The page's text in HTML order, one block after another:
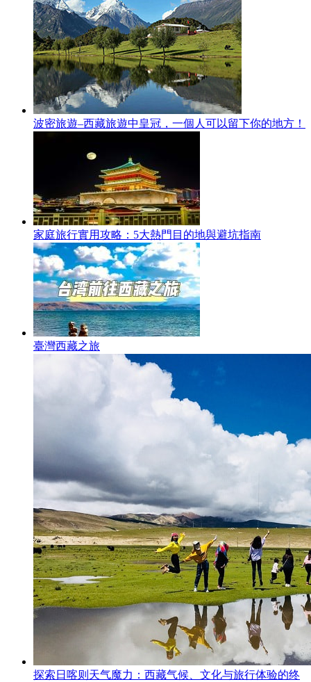
波密旅遊–西藏旅遊中皇冠，一個人可以留下你的地方！
家庭旅行實用攻略：5大熱門目的地與避坑指南
臺灣西藏之旅
探索日喀则天气魔力：西藏气候、文化与旅行体验的终